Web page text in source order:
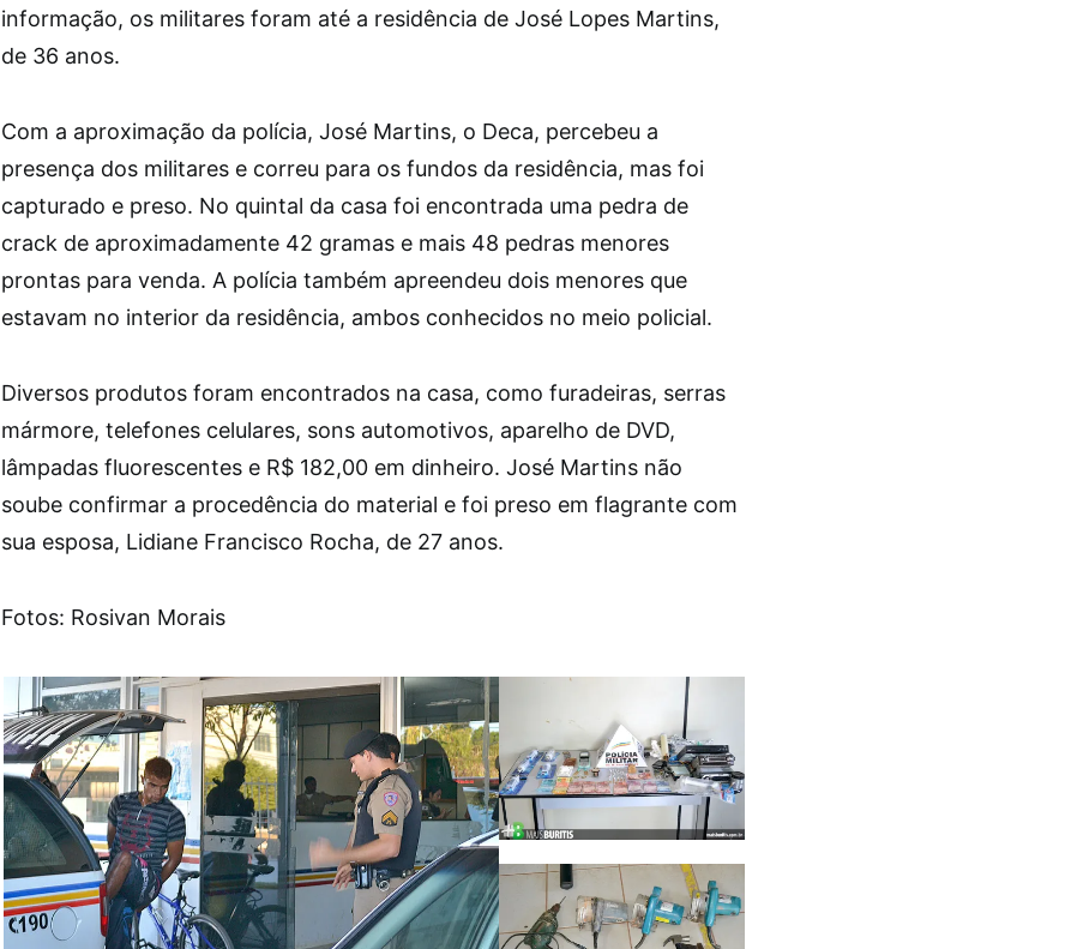
informação, os militares foram até a residência de José Lopes Martins,
de 36 anos.
Com a aproximação da polícia, José Martins, o Deca, percebeu a
presença dos militares e correu para os fundos da residência, mas foi
capturado e preso. No quintal da casa foi encontrada uma pedra de
crack de aproximadamente 42 gramas e mais 48 pedras menores
prontas para venda. A polícia também apreendeu dois menores que
estavam no interior da residência, ambos conhecidos no meio policial.
Diversos produtos foram encontrados na casa, como furadeiras, serras
mármore, telefones celulares, sons automotivos, aparelho de DVD,
lâmpadas fluorescentes e R$ 182,00 em dinheiro. José Martins não
soube confirmar a procedência do material e foi preso em flagrante com
sua esposa, Lidiane Francisco Rocha, de 27 anos.
Fotos: Rosivan Morais